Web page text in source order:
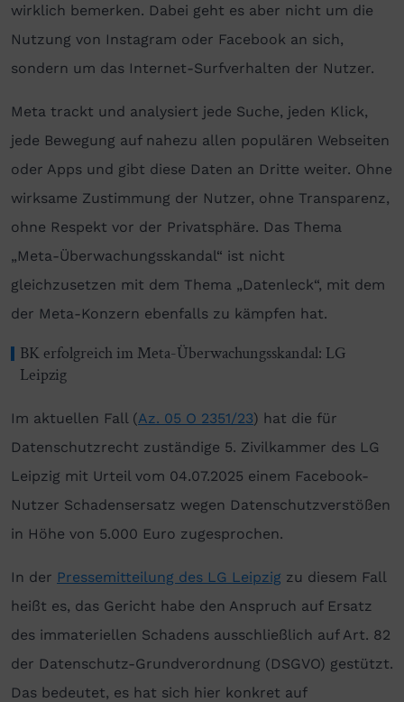
wirklich bemerken. Dabei geht es aber nicht um die
Nutzung von Instagram oder Facebook an sich,
sondern um das Internet-Surfverhalten der Nutzer.
Meta trackt und analysiert jede Suche, jeden Klick,
jede Bewegung auf nahezu allen populären Webseiten
oder Apps und gibt diese Daten an Dritte weiter. Ohne
wirksame Zustimmung der Nutzer, ohne Transparenz,
ohne Respekt vor der Privatsphäre. Das Thema
„Meta-Überwachungsskandal“ ist nicht
gleichzusetzen mit dem Thema „Datenleck“, mit dem
der Meta-Konzern ebenfalls zu kämpfen hat.
BK erfolgreich im Meta-Überwachungsskandal: LG
Leipzig
Im aktuellen Fall (Az. 05 O 2351/23) hat die für
Datenschutzrecht zuständige 5. Zivilkammer des LG
Leipzig mit Urteil vom 04.07.2025 einem Facebook-
Nutzer Schadensersatz wegen Datenschutzverstößen
in Höhe von 5.000 Euro zugesprochen.
In der Pressemitteilung des LG Leipzig zu diesem Fall
heißt es, das Gericht habe den Anspruch auf Ersatz
des immateriellen Schadens ausschließlich auf Art. 82
der Datenschutz-Grundverordnung (DSGVO) gestützt.
Das bedeutet, es hat sich hier konkret auf